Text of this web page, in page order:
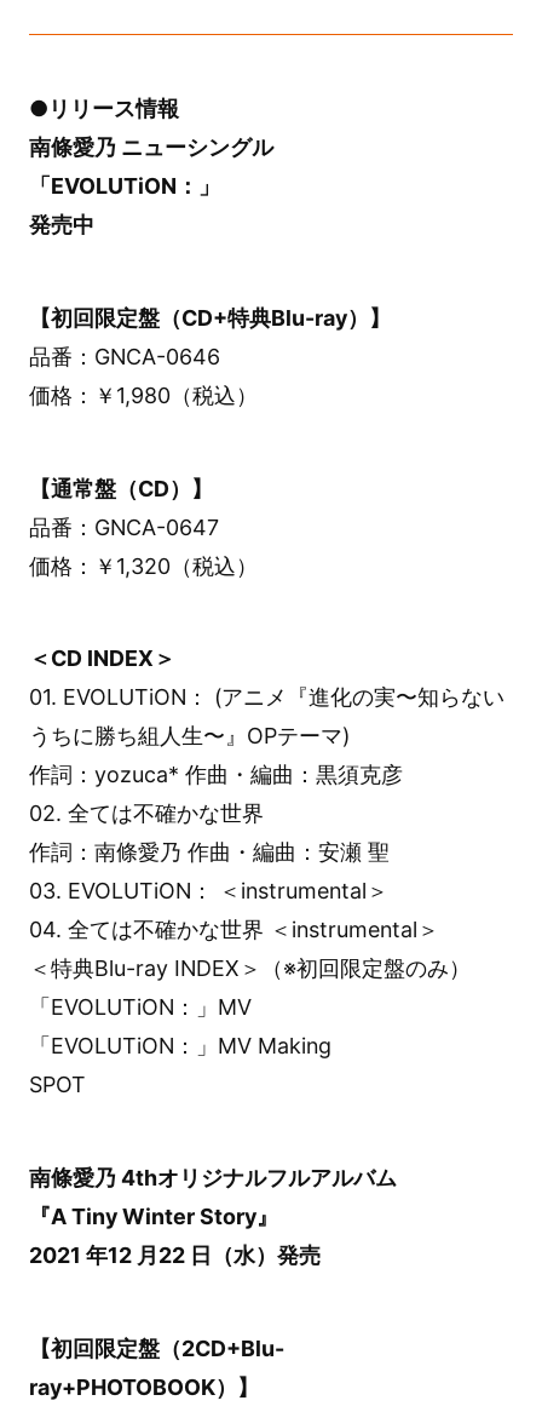
●リリース情報
南條愛乃 ニューシングル
「EVOLUTiON：」
発売中
【初回限定盤（CD+特典Blu-ray）】
品番：GNCA-0646
価格：￥1,980（税込）
【通常盤（CD）】
品番：GNCA-0647
価格：￥1,320（税込）
＜CD INDEX＞
01. EVOLUTiON： (アニメ『進化の実〜知らない
うちに勝ち組人生〜』OPテーマ)
作詞：yozuca* 作曲・編曲：黒須克彦
02. 全ては不確かな世界
作詞：南條愛乃 作曲・編曲：安瀬 聖
03. EVOLUTiON： ＜instrumental＞
04. 全ては不確かな世界 ＜instrumental＞
＜特典Blu-ray INDEX＞（※初回限定盤のみ）
「EVOLUTiON：」MV
「EVOLUTiON：」MV Making
SPOT
南條愛乃 4thオリジナルフルアルバム
『A Tiny Winter Story』
2021 年12 月22 日（水）発売
【初回限定盤（2CD+Blu-
ray+PHOTOBOOK）】